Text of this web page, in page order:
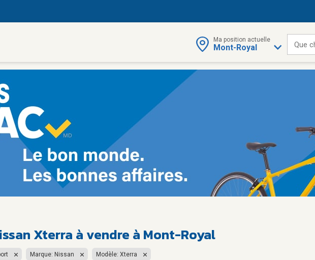
Ma position actuelle
Mont-Royal Que
Xterra à vendre à Mont-Royal
Marque: Nissan Modèle: Xterra